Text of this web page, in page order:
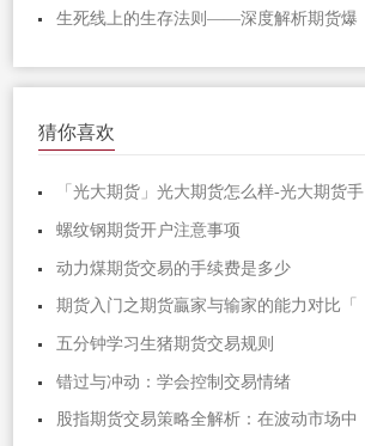
生死线上的生存法则——深度解析期货爆
猜你喜欢
「光大期货」光大期货怎么样-光大期货手
螺纹钢期货开户注意事项
动力煤期货交易的手续费是多少
期货入门之期货贏家与输家的能力对比「
五分钟学习生猪期货交易规则
错过与冲动：学会控制交易情绪
股指期货交易策略全解析：在波动市场中